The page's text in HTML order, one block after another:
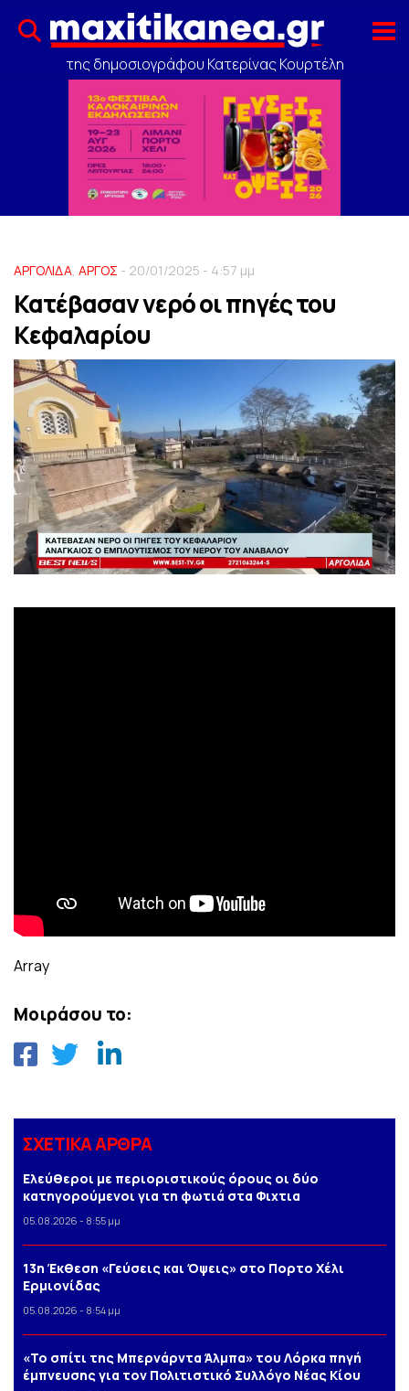
της δημοσιογράφου Κατερίνας Κουρτέλη
ΑΡΓΟΛΙΔΑ, ΑΡΓΟΣ - 20/01/2025 - 4:57 μμ
Κατέβασαν νερό οι πηγές του
Κεφαλαρίου
Array
Μοιράσου το:
ΣΧΕΤΙΚΑ ΑΡΘΡΑ
Ελεύθεροι με περιοριστικούς όρους οι δύο
κατηγορούμενοι για τη φωτιά στα Φιχτια
05.08.2026 - 8:55 μμ
13η Έκθεση «Γεύσεις και Όψεις» στο Πορτο Xέλι
Ερμιονίδας
05.08.2026 - 8:54 μμ
«Το σπίτι της Μπερνάρντα Άλμπα» του Λόρκα πηγή
έμπνευσης για τον Πολιτιστικό Συλλόγο Νέας Κίου